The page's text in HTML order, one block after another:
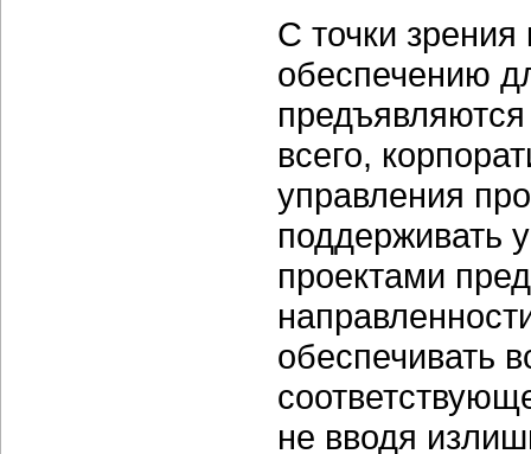
С точки
обеспечению
всего,
управления
поддерживать
проектами
обеспечивать
не вводя